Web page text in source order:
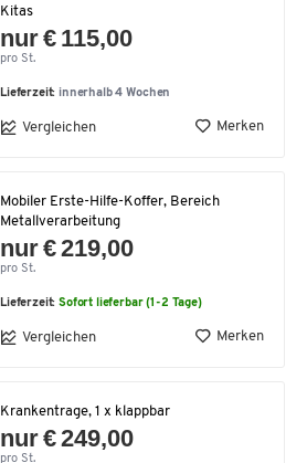
Kitas
nur € 115,00
pro St.
Lieferzeit: innerhalb 4 Wochen
Vergleichen Merken
Mobiler Erste-Hilfe-Koffer, Bereich
Metallverarbeitung
nur € 219,00
pro St.
Lieferzeit:Sofort lieferbar (1-2 Tage)
Vergleichen Merken
Krankentrage, 1 x klappbar
nur € 249,00
pro St.